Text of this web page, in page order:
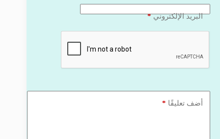
البريد الإلكتروني*
أضف تعليقًا *